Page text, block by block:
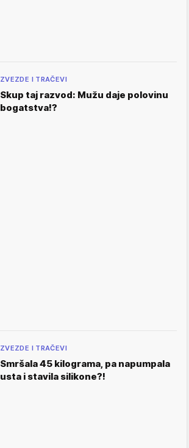
ZVEZDE I TRAČEVI
Skup taj razvod: Mužu daje polovinu
bogatstva!?
ZVEZDE I TRAČEVI
Smršala 45 kilograma, pa napumpala
usta i stavila silikone?!